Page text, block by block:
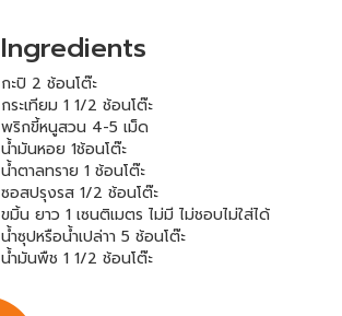
Ingredients
กะปิ 2 ช้อนโต๊ะ
กระเทียม 1 1/2 ช้อนโต๊ะ
พริกขี้หนูสวน 4-5 เม็ด
น้ำมันหอย 1ช้อนโต๊ะ
น้ำตาลทราย 1 ช้อนโต๊ะ
ซอสปรุงรส 1/2 ช้อนโต๊ะ
ขมิ้น ยาว 1 เซนติเมตร ไม่มี ไม่ชอบไม่ใส่ได้
น้ำซุปหรือน้ำเปล่าา 5 ช้อนโต๊ะ
น้ำมันพืช 1 1/2 ช้อนโต๊ะ